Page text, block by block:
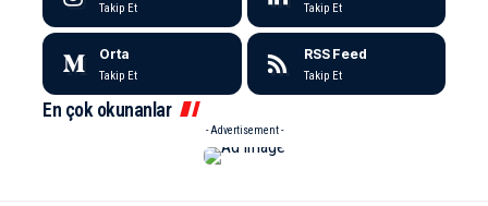
Takip Et Takip Et
Orta
Takip Et
RSS Feed
Takip Et
En çok okunanlar
- Advertisement -